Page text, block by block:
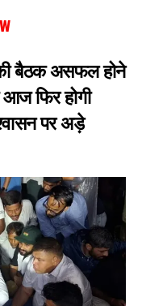
बैठक असफल होने
फिर होगी
पर अड़े